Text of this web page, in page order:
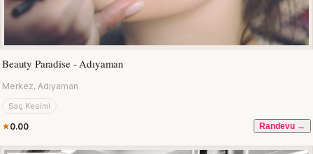
Beauty Paradise - Adıyaman
Merkez, Adıyaman
Saç Kesimi
0.00 Randevu →